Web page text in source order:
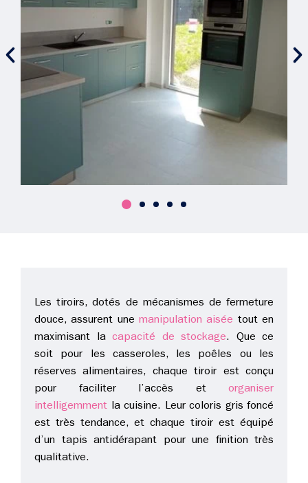
Les tiroirs, dotés de mécanismes de fermeture
douce, assurent une manipulation aisée tout en
maximisant la capacité de stockage. Que ce
soit pour les casseroles, les poêles ou les
réserves alimentaires, chaque tiroir est conçu
pour faciliter l’accès et organiser
intelligemment la cuisine. Leur coloris gris foncé
est très tendance, et chaque tiroir est équipé
d’un tapis antidérapant pour une finition très
qualitative.